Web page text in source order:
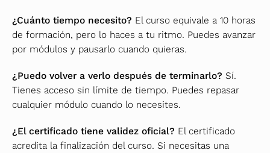
¿Cuánto tiempo necesito? El curso equivale a 10 horas
de formación, pero lo haces a tu ritmo. Puedes avanzar
por módulos y pausarlo cuando quieras.
¿Puedo volver a verlo después de terminarlo? Sí.
Tienes acceso sin límite de tiempo. Puedes repasar
cualquier módulo cuando lo necesites.
¿El certificado tiene validez oficial? El certificado
acredita la finalización del curso. Si necesitas una